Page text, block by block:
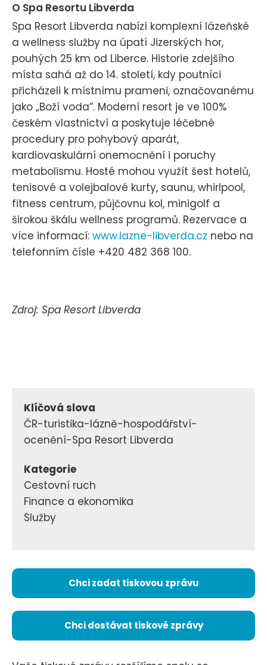
O Spa Resortu Libverda
Spa Resort Libverda nabízí komplexní lázeňské
a wellness služby na úpatí Jizerských hor,
pouhých 25 km od Liberce. Historie zdejšího
místa sahá až do 14. století, kdy poutníci
přicházeli k místnímu prameni, označovanému
jako „Boží voda”. Moderní resort je ve 100%
českém vlastnictví a poskytuje léčebné
procedury pro pohybový aparát,
kardiovaskulární onemocnění i poruchy
metabolismu. Hosté mohou využít šest hotelů,
tenisové a volejbalové kurty, saunu, whirlpool,
fitness centrum, půjčovnu kol, minigolf a
širokou škálu wellness programů. Rezervace a
více informací: www.lazne-libverda.cz nebo na
telefonním čísle +420 482 368 100.
Zdroj: Spa Resort Libverda
Klíčová slova
ČR-turistika-lázně-hospodářství-
ocenění-Spa Resort Libverda
Kategorie
Cestovní ruch
Finance a ekonomika
Služby
Chci zadat tiskovou zprávu
Chci dostávat tiskové zprávy